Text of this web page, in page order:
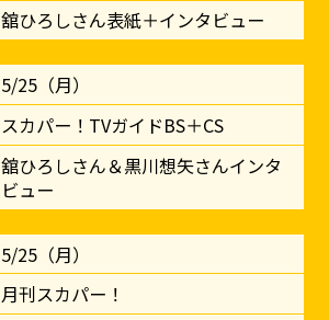
舘ひろしさん表紙＋インタビュー
5/25（月）
スカパー！TVガイドBS＋CS
舘ひろしさん＆黒川想矢さんインタ
ビュー
5/25（月）
月刊スカパー！